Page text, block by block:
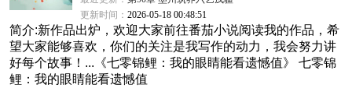
更新时间：2026-05-18 00:48:51
简介:新作品出炉，欢迎大家前往番茄小说阅读我的作品，希
望大家能够喜欢，你们的关注是我写作的动力，我会努力讲
好每个故事！...《七零锦鲤：我的眼睛能看遗憾值》 七零锦
鲤：我的眼睛能看遗憾值